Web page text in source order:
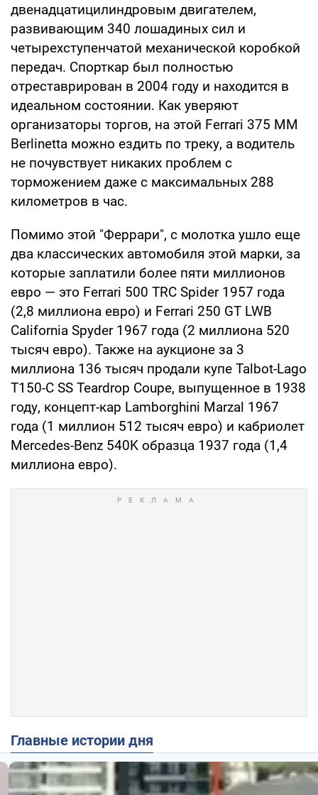
двенадцатицилиндровым двигателем,
развивающим 340 лошадиных сил и
четырехступенчатой механической коробкой
передач. Спорткар был полностью
отреставрирован в 2004 году и находится в
идеальном состоянии. Как уверяют
организаторы торгов, на этой Ferrari 375 MM
Berlinetta можно ездить по треку, а водитель
не почувствует никаких проблем с
торможением даже с максимальных 288
километров в час.
Помимо этой "Феррари", с молотка ушло еще
два классических автомобиля этой марки, за
которые заплатили более пяти миллионов
евро — это Ferrari 500 TRC Spider 1957 года
(2,8 миллиона евро) и Ferrari 250 GT LWB
California Spyder 1967 года (2 миллиона 520
тысяч евро). Также на аукционе за 3
миллиона 136 тысяч продали купе Talbot-Lago
T150-C SS Teardrop Coupe, выпущенное в 1938
году, концепт-кар Lamborghini Marzal 1967
года (1 миллион 512 тысяч евро) и кабриолет
Mercedes-Benz 540K образца 1937 года (1,4
миллиона евро).
Главные истории дня